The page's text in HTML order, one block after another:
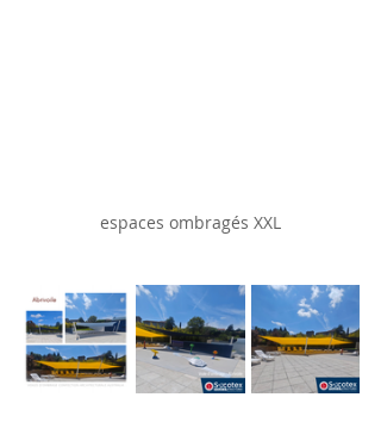
espaces ombragés XXL